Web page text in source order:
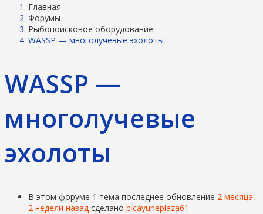
Главная
Форумы
Рыбопоисковое оборудование
WASSP — многолучевые эхолоты
WASSP —
многолучевые
эхолоты
В этом форуме 1 тема последнее обновление 2 месяца,
2 недели назад сделано picayuneplaza61 .